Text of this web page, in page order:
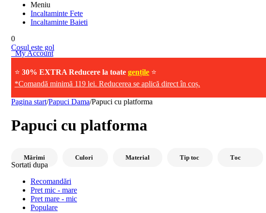
Meniu
Incaltaminte Fete
Incaltaminte Baieti
0
Cosul este gol
My Account
⭐ 30% EXTRA Reducere la toate gențile ⭐
*Comandă minimă 119 lei. Reducerea se aplică direct în coș.
Pagina start/Papuci Dama/Papuci cu platforma
Papuci cu platforma
Mărimi Culori Material Tip toc Tоc
Sortati dupa
Recomandări
Pret mic - mare
Pret mare - mic
Populare